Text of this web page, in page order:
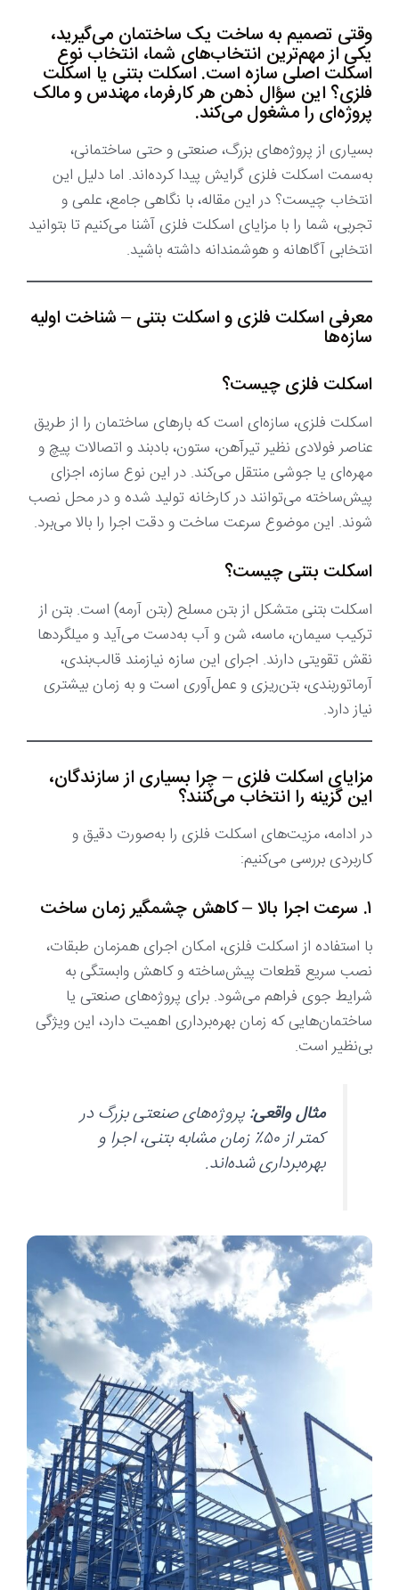
وقتی تصمیم به ساخت یک ساختمان می‌گیرید،
یکی از مهم‌ترین انتخاب‌های شما، انتخاب نوع
اسکلت اصلی سازه است. اسکلت بتنی یا اسکلت
فلزی؟ این سؤال ذهن هر کارفرما، مهندس و مالک
پروژه‌ای را مشغول می‌کند.
بسیاری از پروژه‌های بزرگ، صنعتی و حتی ساختمانی،
به‌سمت اسکلت فلزی گرایش پیدا کرده‌اند. اما دلیل این
انتخاب چیست؟ در این مقاله، با نگاهی جامع، علمی و
تجربی، شما را با مزایای اسکلت فلزی آشنا می‌کنیم تا بتوانید
انتخابی آگاهانه و هوشمندانه داشته باشید.
معرفی اسکلت فلزی و اسکلت بتنی – شناخت اولیه
سازه‌ها
اسکلت فلزی چیست؟
اسکلت فلزی، سازه‌ای است که بارهای ساختمان را از طریق
عناصر فولادی نظیر تیرآهن، ستون، بادبند و اتصالات پیچ و
مهره‌ای یا جوشی منتقل می‌کند. در این نوع سازه، اجزای
پیش‌ساخته می‌توانند در کارخانه تولید شده و در محل نصب
شوند. این موضوع سرعت ساخت و دقت اجرا را بالا می‌برد.
اسکلت بتنی چیست؟
اسکلت بتنی متشکل از بتن مسلح (بتن آرمه) است. بتن از
ترکیب سیمان، ماسه، شن و آب به‌دست می‌آید و میلگردها
نقش تقویتی دارند. اجرای این سازه نیازمند قالب‌بندی،
آرماتوربندی، بتن‌ریزی و عمل‌آوری است و به زمان بیشتری
نیاز دارد.
مزایای اسکلت فلزی – چرا بسیاری از سازندگان،
این گزینه را انتخاب می‌کنند؟
در ادامه، مزیت‌های اسکلت فلزی را به‌صورت دقیق و
کاربردی بررسی می‌کنیم:
۱. سرعت اجرا بالا – کاهش چشمگیر زمان ساخت
با استفاده از اسکلت فلزی، امکان اجرای همزمان طبقات،
نصب سریع قطعات پیش‌ساخته و کاهش وابستگی به
شرایط جوی فراهم می‌شود. برای پروژه‌های صنعتی یا
ساختمان‌هایی که زمان بهره‌برداری اهمیت دارد، این ویژگی
بی‌نظیر است.
مثال واقعی:پروژه‌های صنعتی بزرگ در
کمتر از ۵۰٪ زمان مشابه بتنی، اجرا و
بهره‌برداری شده‌اند.